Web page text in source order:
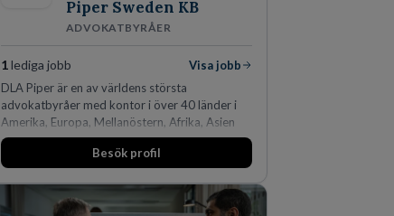
Piper Sweden KB
ADVOKATBYRÅER
1lediga jobb
Visa jobb
DLA Piper är en av världens största
advokatbyråer med kontor i över 40 länder i
Amerika, Europa, Mellanöstern, Afrika, Asien
och Oceanien. Vi är specialister inom
affärsjuridikens alla områden och vi har några
fler än 450 jurister på fem kontor i Stockholm,
Köpenhamn, Århus, Oslo och Helsingfors kan vi
Besök profil